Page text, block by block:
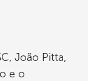
João Pitta,
e o